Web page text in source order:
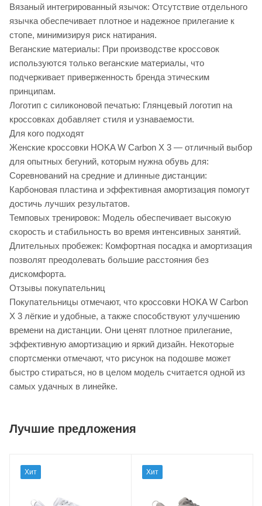
Вязаный интегрированный язычок: Отсутствие отдельного
язычка обеспечивает плотное и надежное прилегание к
стопе, минимизируя риск натирания.
Веганские материалы: При производстве кроссовок
используются только веганские материалы, что
подчеркивает приверженность бренда этическим
принципам.
Логотип с силиконовой печатью: Глянцевый логотип на
кроссовках добавляет стиля и узнаваемости.
Для кого подходят
Женские кроссовки HOKA W Carbon X 3 — отличный выбор
для опытных бегуний, которым нужна обувь для:
Соревнований на средние и длинные дистанции:
Карбоновая пластина и эффективная амортизация помогут
достичь лучших результатов.
Темповых тренировок: Модель обеспечивает высокую
скорость и стабильность во время интенсивных занятий.
Длительных пробежек: Комфортная посадка и амортизация
позволят преодолевать большие расстояния без
дискомфорта.
Отзывы покупательниц
Покупательницы отмечают, что кроссовки HOKA W Carbon
X 3 лёгкие и удобные, а также способствуют улучшению
времени на дистанции. Они ценят плотное прилегание,
эффективную амортизацию и яркий дизайн. Некоторые
спортсменки отмечают, что рисунок на подошве может
быстро стираться, но в целом модель считается одной из
самых удачных в линейке.
Лучшие предложения
Хит Хит